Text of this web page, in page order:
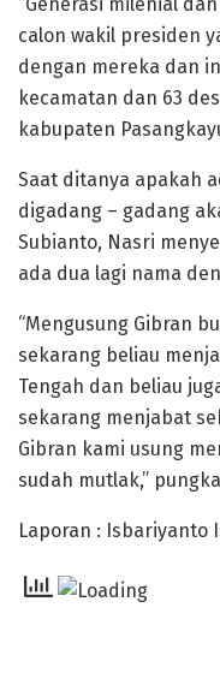
calon wakil presiden
dengan mereka dan
kecamatan dan 63
kabupaten
Saat ditanya apakah
digadang – gadang
Subianto, Nasri
ada dua lagi nama
“Mengusung Gibran
sekarang beliau
Tengah dan beliau
sekarang menjabat
Gibran kami usung
sudah mutlak,”
Laporan : Isbariyanto